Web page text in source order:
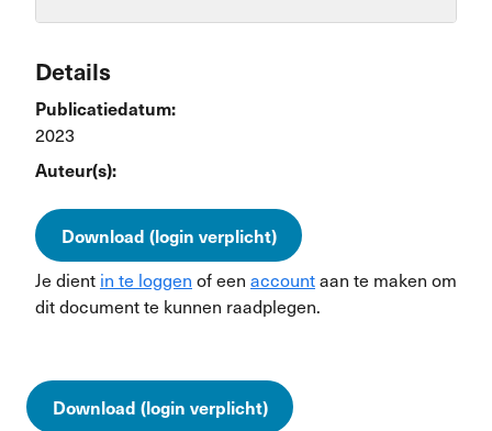
Details
Publicatiedatum:
2023
Auteur(s):
Download (login verplicht)
Je dient in te loggen of een accountaan te maken om
dit document te kunnen raadplegen.
Download (login verplicht)